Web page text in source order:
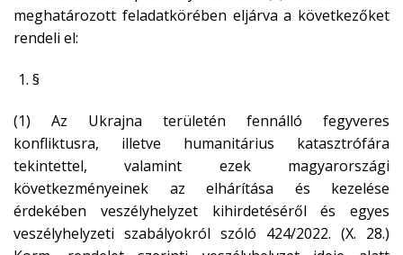
meghatározott feladatkörében eljárva a következőket
rendeli el:
§
(1) Az Ukrajna területén fennálló fegyveres
konfliktusra, illetve humanitárius katasztrófára
tekintettel, valamint ezek magyarországi
következményeinek az elhárítása és kezelése
érdekében veszélyhelyzet kihirdetéséről és egyes
veszélyhelyzeti szabályokról szóló 424/2022. (X. 28.)